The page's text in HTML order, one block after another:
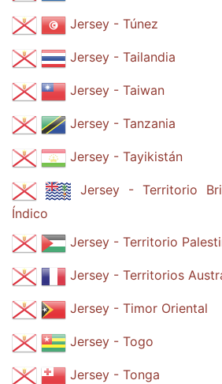
Jersey - Túnez
Jersey - Tailandia
Jersey - Taiwan
Jersey - Tanzania
Jersey - Tayikistán
Jersey - Territorio
Índico
Jersey - Territorio
Jersey - Territorios
Jersey - Timor Oriental
Jersey - Togo
Jersey - Tonga